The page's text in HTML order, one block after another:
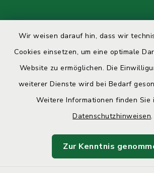
Wir weisen darauf hin, dass wir
Cookies einsetzen, um eine optimale
Website zu ermöglichen. Die
weiterer Dienste wird bei Bedarf
Weitere Informationen finden Sie
Datenschutzhinweisen.
Zur Kenntnis
Kontakt
Barrierefreiheit
Impressum
Cookie-Einstellungen